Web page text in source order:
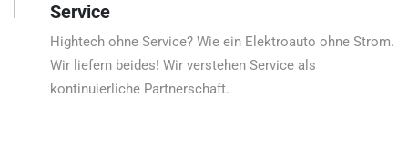
Service
Hightech ohne Service? Wie ein Elektroauto ohne Strom.
Wir liefern beides! Wir verstehen Service als
kontinuierliche Partnerschaft.